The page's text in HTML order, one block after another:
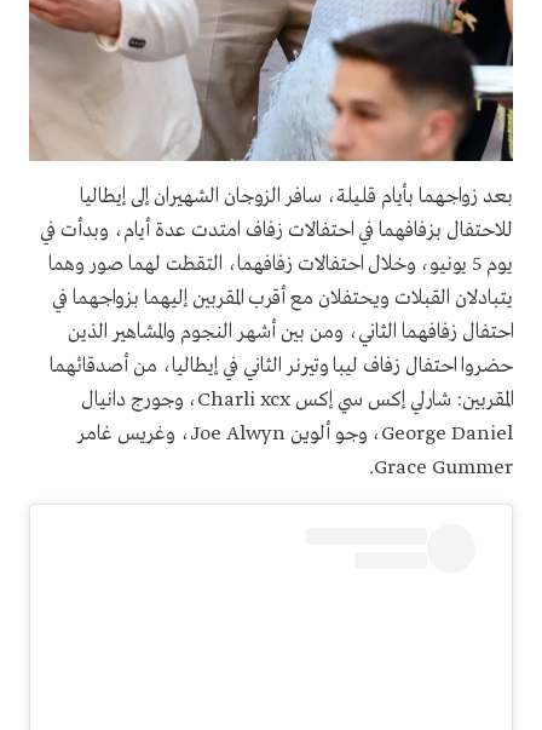
بعد زواجهما بأيام قليلة، سافر الزوجان الشهيران إلى إيطاليا
للاحتفال بزفافهما في احتفالات زفاف امتدت عدة أيام، وبدأت في
يوم 5 يونيو، وخلال احتفالات زفافهما، التقطت لهما صور وهما
يتبادلان القبلات ويحتفلان مع أقرب المقربين إليهما بزواجهما في
احتفال زفافهما الثاني، ومن بين أشهر النجوم والمشاهير الذين
حضروا احتفال زفاف ليبا وتيرنر الثاني في إيطاليا، من أصدقائهما
المقربين: شارلي إكس سي إكس Charli xcx، وجورج دانيال
George Daniel، وجو ألوين Joe Alwyn، وغريس غامر
Grace Gummer.